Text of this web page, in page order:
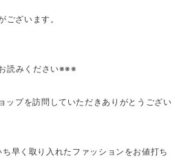
ざいます。
読みください※※※
ップを訪問していただきありがとうござい
早く取り入れたファッションをお値打ち